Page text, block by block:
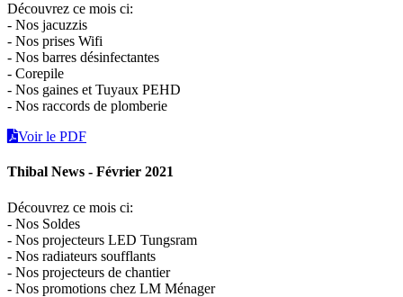
Découvrez ce mois ci:
- Nos jacuzzis
- Nos prises Wifi
- Nos barres désinfectantes
- Corepile
- Nos gaines et Tuyaux PEHD
- Nos raccords de plomberie
Voir le PDF
Thibal News - Février 2021
Découvrez ce mois ci:
- Nos Soldes
- Nos projecteurs LED Tungsram
- Nos radiateurs soufflants
- Nos projecteurs de chantier
- Nos promotions chez LM Ménager